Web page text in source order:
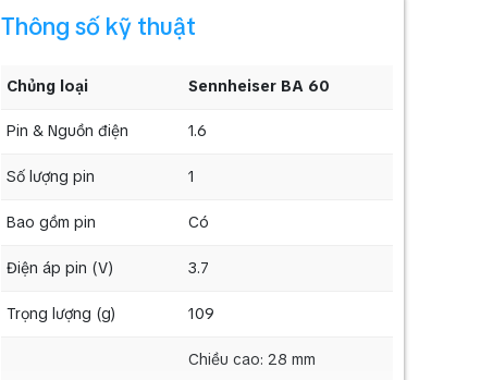
Thông số kỹ thuật
Chủng loại Sennheiser BA 60
Pin & Nguồn điện 1.6
Số lượng pin 1
Bao gồm pin Có
Điện áp pin (V) 3.7
Trọng lượng (g) 109
Chiều cao: 28 mm